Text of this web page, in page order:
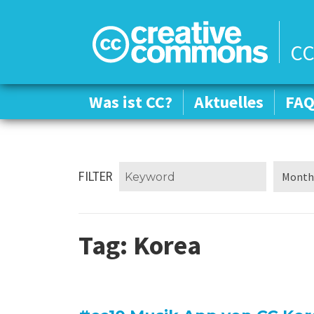
Was ist CC? Aktuelles FAQ
Was ist CC? Aktuelles FAQ
FILTER
Tag: Korea